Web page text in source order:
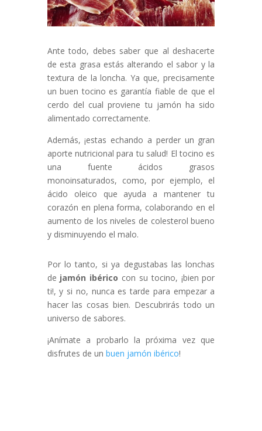
Ante todo, debes saber que al deshacerte
de esta grasa estás alterando el sabor y la
textura de la loncha. Ya que, precisamente
un buen tocino es garantía fiable de que el
cerdo del cual proviene tu jamón ha sido
alimentado correctamente.
Además, ¡estas echando a perder un gran
aporte nutricional para tu salud! El tocino es
una fuente ácidos grasos
monoinsaturados, como, por ejemplo, el
ácido oleico que ayuda a mantener tu
corazón en plena forma, colaborando en el
aumento de los niveles de colesterol bueno
y disminuyendo el malo.
Por lo tanto, si ya degustabas las lonchas
de jamón ibérico con su tocino, ¡bien por
ti!, y si no, nunca es tarde para empezar a
hacer las cosas bien. Descubrirás todo un
universo de sabores.
¡Anímate a probarlo la próxima vez que
disfrutes de un buen jamón ibérico!